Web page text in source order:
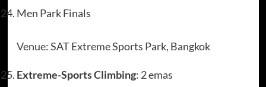
Men Park Finals
Venue: SAT Extreme Sports Park, Bangkok
Extreme-Sports Climbing: 2 emas